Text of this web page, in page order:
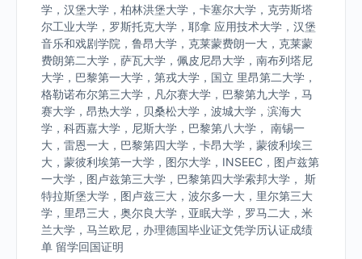
学，汉堡大学，柏林洪堡大学，卡塞尔大学，克劳斯塔
尔工业大学，罗斯托克大学，耶拿 应用技术大学，汉堡
音乐和戏剧学院，鲁昂大学，克莱蒙费朗一大，克莱蒙
费朗第二大学，萨瓦大学，佩皮尼昂大学，南布列塔尼
大学，巴黎第一大学，第戎大学，国立 里昂第二大学，
格勒诺布尔第三大学，凡尔赛大学，巴黎第九大学，马
赛大学，昂热大学，贝桑松大学，波城大学，滨海大
学，科西嘉大学，尼斯大学，巴黎第八大学， 南锡一
大，雷恩一大，巴黎第四大学，卡昂大学，蒙彼利埃三
大，蒙彼利埃第一大学，图尔大学，INSEEC，图卢兹第
一大学，图卢兹第三大学，巴黎第四大学索邦大学， 斯
特拉斯堡大学，图卢兹三大，波尔多一大，里尔第三大
学，里昂三大，奥尔良大学，亚眠大学，罗马二大，米
兰大学，马兰欧尼，办理德国毕业证文凭学历认证成绩
单 留学回国证明